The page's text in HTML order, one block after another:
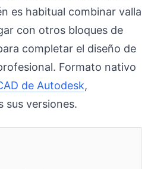
es habitual combinar valla
con otros bloques de
completar el diseño de
Formato nativo
de Autodesk,
sus versiones.